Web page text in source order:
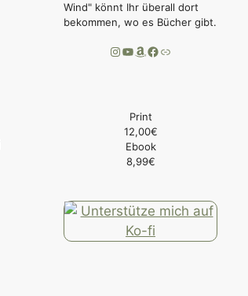
Wind" könnt Ihr überall dort
bekommen, wo es Bücher gibt.
Instagram
YouTube
Amazon
Facebook
Link
Print
12,00€
Ebook
8,99€